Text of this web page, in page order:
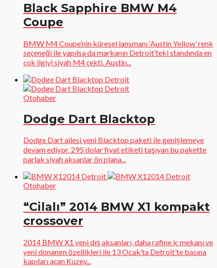
Black Sapphire BMW M4
Coupe
BMW M4 Coupe’nin küresel lansmanı ‘Austin Yellow’ renk
seçeneği ile yapılsa da markanın Detroit’teki standında en
çok ilgiyi siyah M4 çekti. Austin...
Otohaber
Dodge Dart Blacktop
Dodge Dart ailesi yeni Blacktop paketi ile genişlemeye
devam ediyor. 295 dolar fiyat etiketi taşıyan bu pakette
parlak siyah aksanlar ön plana...
Otohaber
“Cilalı” 2014 BMW X1 kompakt
crossover
2014 BMW X1 yeni dış aksanları, daha rafine iç mekanı ve
yeni donanım özellikleri ile 13 Ocak’ta Detroit’te basına
kapıları açan Kuzey...